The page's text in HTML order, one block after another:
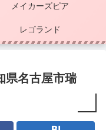
メイカーズピア
レゴランド
県名古屋市瑞